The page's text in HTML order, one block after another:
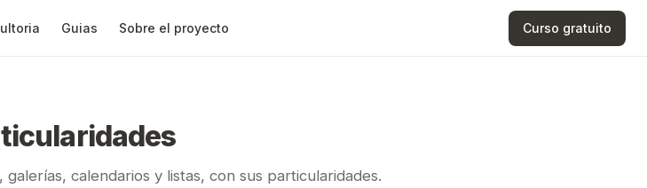
Guias Sobre el proyecto Curso gratuito
calendarios y listas, con sus particularidades.